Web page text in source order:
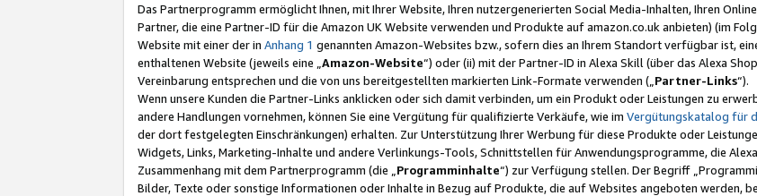
Das Partnerprogramm ermöglicht Ihnen, mit Ihrer Website, Ihren nutzergenerierten Social Media-Inhalten, Ihren
Partner, die eine Partner-ID für die Amazon UK Website verwenden und Produkte auf amazon.co.uk anbieten) (im
Website mit einer der in Anhang 1 genannten Amazon-Websites bzw., sofern dies an Ihrem Standort verfügbar ist,
enthaltenen Website (jeweils eine „ Amazon-Website“) oder (ii) mit der Partner-ID in Alexa Skill (über das Alexa
Vereinbarung entsprechen und die von uns bereitgestellten markierten Link-Formate verwenden („ Partner-Links“).
Wenn unsere Kunden die Partner-Links anklicken oder sich damit verbinden, um ein Produkt oder Leistungen zu
andere Handlungen vornehmen, können Sie eine Vergütung für qualifizierte Verkäufe, wie im Vergütungskatalog für
der dort festgelegten Einschränkungen) erhalten. Zur Unterstützung Ihrer Werbung für diese Produkte oder
Widgets, Links, Marketing-Inhalte und andere Verlinkungs-Tools, Schnittstellen für Anwendungsprogramme, die
Zusammenhang mit dem Partnerprogramm (die „ Programminhalte“) zur Verfügung stellen. Der Begriff
Bilder, Texte oder sonstige Informationen oder Inhalte in Bezug auf Produkte, die auf Websites angeboten werden,